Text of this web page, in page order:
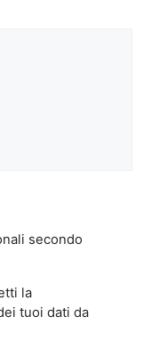
secondo
la
tuoi dati da